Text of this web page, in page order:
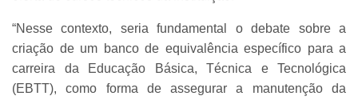
“Nesse contexto, seria fundamental o debate sobre a
criação de um banco de equivalência específico para a
carreira da Educação Básica, Técnica e Tecnológica
(EBTT), como forma de assegurar a manutenção da